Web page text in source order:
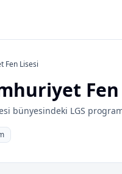
Fen Lisesi
bünyesindeki LGS